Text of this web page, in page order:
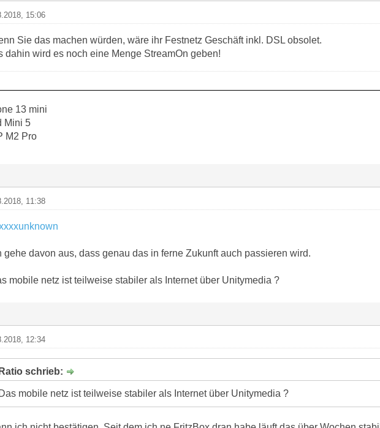
15:06
Sie das machen würden, wäre ihr Festnetz Geschäft inkl. DSL obsolet.
dahin wird es noch eine Menge StreamOn geben!
13 mini
Mini 5
M2 Pro
11:38
gehe davon aus, dass genau das in ferne Zukunft auch passieren wird.
mobile netz ist teilweise stabiler als Internet über Unitymedia ?
12:34
Ratio schrieb:
Das mobile netz ist teilweise stabiler als Internet über Unitymedia ?